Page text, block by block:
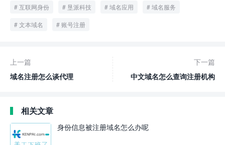
互联网身份 垦派科技 域名应用 域名服务
文本域名 账号注册
上一篇
域名注册怎么谈代理
下一篇
中文域名怎么查询注册机构
相关文章
身份信息被注册域名怎么办呢